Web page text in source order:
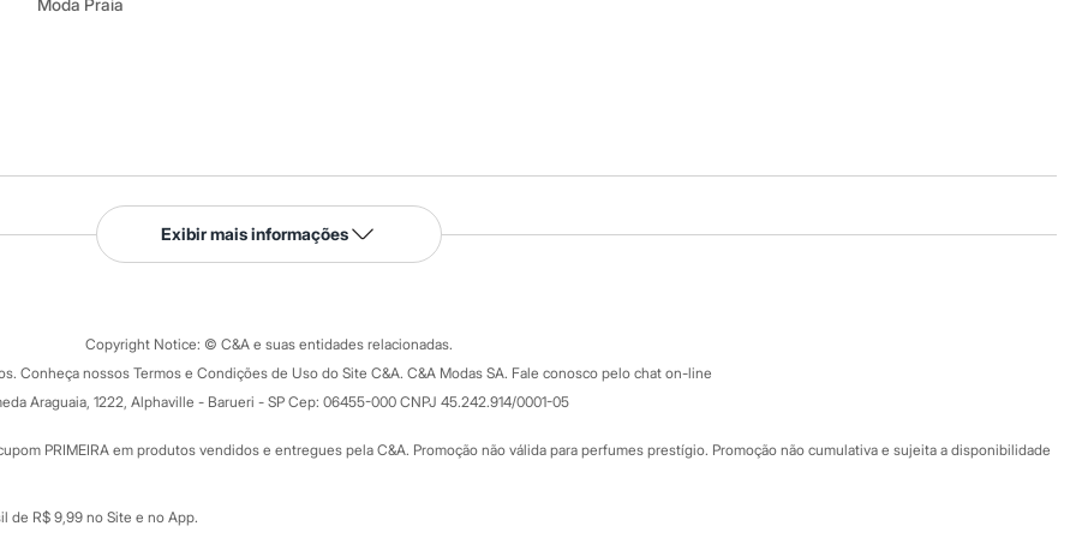
Moda Praia
Serviços
Tipos de serviços
Formas de pagamento
Todas as vantagens
Minha C&A
Cupons de desconto
Atendimento
Fale conosco
Exibir mais informações
Copyright Notice: © C&A e suas entidades relacionadas.
Conheça nossos Termos e Condições de Uso do Site C&A. C&A Modas SA. Fale conosco pelo chat on-line
Araguaia, 1222, Alphaville - Barueri - SP Cep: 06455-000 CNPJ 45.242.914/0001-05
PRIMEIRA em produtos vendidos e entregues pela C&A. Promoção não válida para perfumes prestígio. Promoção não cumulativa e sujeita a disponibilidade
de R$ 9,99 no Site e no App.